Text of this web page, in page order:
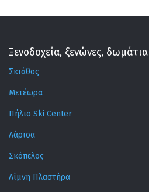
Ξενοδοχεία, ξενώνες,
Σκιάθος
Μετέωρα
Πήλιο Ski Center
Λάρισα
Σκόπελος
Λίμνη Πλαστήρα